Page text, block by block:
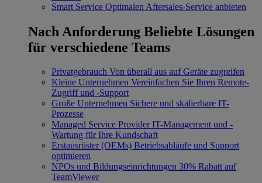
Smart Service Optimalen Aftersales-Service anbieten
Nach Anforderung Beliebte Lösungen
für verschiedene Teams
Privatgebrauch Von überall aus auf Geräte zugreifen
Kleine Unternehmen Vereinfachen Sie Ihren Remote-
Zugriff und -Support
Große Unternehmen Sichere und skalierbare IT-
Prozesse
Managed Service Provider IT-Management und -
Wartung für Ihre Kundschaft
Erstausrüster (OEMs) Betriebsabläufe und Support
optimieren
NPOs und Bildungseinrichtungen 30% Rabatt auf
TeamViewer